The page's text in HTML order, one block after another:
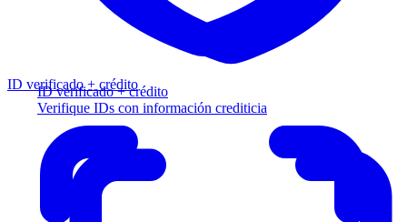
ID verificado + crédito
Verifique IDs con información crediticia
ID verificado + crédito